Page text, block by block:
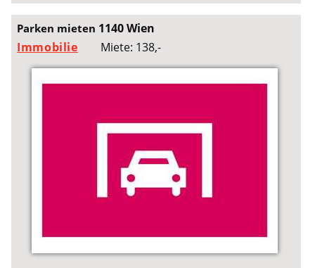
Parken mieten 1140 Wien
Immobilie
Miete: 138,-